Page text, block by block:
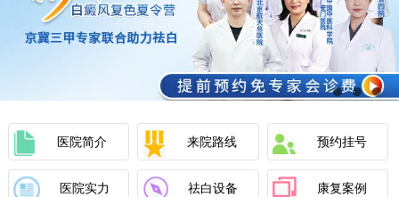
医院简介 来院路线 预约挂号
医院实力 祛白设备 康复案例